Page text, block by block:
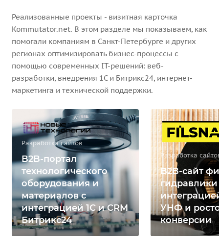
Реализованные проекты - визитная карточка
Kommutator.net. В этом разделе мы показываем, как
помогали компаниям в Санкт-Петербурге и других
регионах оптимизировать бизнес-процессы с
помощью современных IT-решений: веб-
разработки, внедрения 1С и Битрикс24, интернет-
маркетинга и технической поддержки.
Разработка сайтов
B2B-портал
технологического
оборудования и
материалов с
интеграцией 1С и CRM
Битрикс24
Разработка
B2B-сайт
гидравлики
УНФ и
конверсии